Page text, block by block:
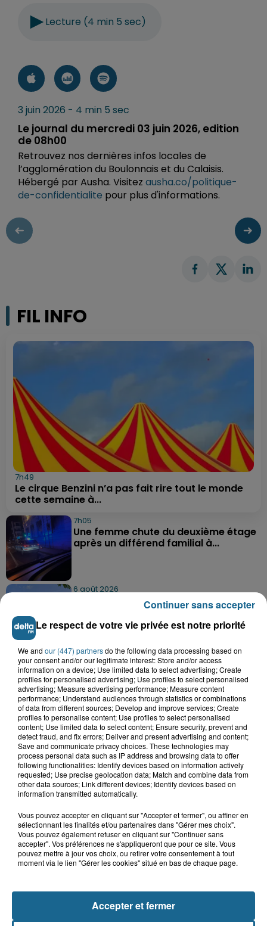
Lecture (4 min 5 sec)
3 juin 2026 - 4 min 5 sec
Le journal du mercredi 03 juin 2026, edition
de 08h00
Retrouvez nos dernières infos locales de
l’agglomération du Boulonnais et du Calaisis.
Hébergé par Ausha. Visitez ausha.co/politique-
de-confidentialite pour plus d'informations.
FIL INFO
7h49
Le cirque Benzini n’a pas fait rire tout le monde
cette semaine à...
7h05
Une femme chute du deuxième étage
après un différend familial à...
6 août 2026
Un homme blessé dans un accident à
6 août 2026
Près de 300 animaux secourus à Oye-
Plage lors d'une vaste opération
6 août 2026
Dunkerque : dix jeunes vont parcourir
9 000 km pour rencontrer...
NOS AUTRES PODCASTS
Le respect de votre vie privée est notre priorité
We and our (447) partnersdo the following data processing based on
your consent and/or our legitimate interest: Store and/or access
information on a device; Use limited data to select advertising; Create
profiles for personalised advertising; Use profiles to select personalised
advertising; Measure advertising performance; Measure content
performance; Understand audiences through statistics or combinations
of data from different sources; Develop and improve services; Create
profiles to personalise content; Use profiles to select personalised
content; Use limited data to select content; Ensure security, prevent and
detect fraud, and fix errors; Deliver and present advertising and content;
Save and communicate privacy choices. These technologies may
process personal data such as IP address and browsing data to offer
following functionalities: Identify devices based on information actively
requested; Use precise geolocation data; Match and combine data from
other data sources; Link different devices; Identify devices based on
information transmitted automatically.
Vous pouvez accepter en cliquant sur "Accepter et fermer", ou affiner en
sélectionnant les finalités et/ou partenaires dans "Gérer mes choix".
Vous pouvez également refuser en cliquant sur "Continuer sans
accepter". Vos préférences ne s'appliqueront que pour ce site. Vous
pouvez mettre à jour vos choix, ou retirer votre consentement à tout
moment via le lien "Gérer les cookies" situé en bas de chaque page.
Accepter et fermer
Continuer sans accepter